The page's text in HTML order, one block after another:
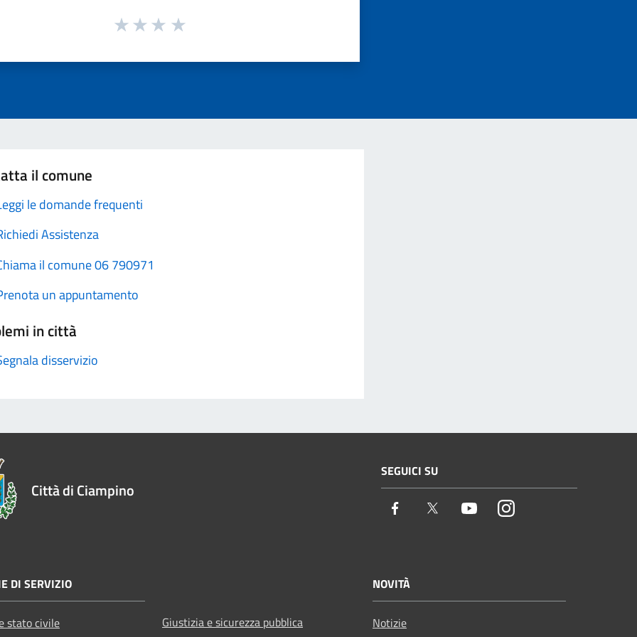
il comune
le domande frequenti
Assistenza
il comune 06 790971
un appuntamento
in città
disservizio
Città di Ciampino
SEGUICI SU
Facebook Twitter YoutubeInstagram
DI SERVIZIO
stato civile
Giustizia e sicurezza pubblica
NOVITÀ
Notizie